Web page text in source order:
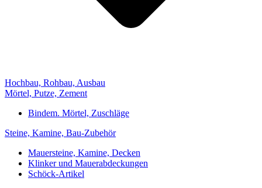
Hochbau, Rohbau, Ausbau
Mörtel, Putze, Zement
Bindem. Mörtel, Zuschläge
Steine, Kamine, Bau-Zubehör
Mauersteine, Kamine, Decken
Klinker und Mauerabdeckungen
Schöck-Artikel